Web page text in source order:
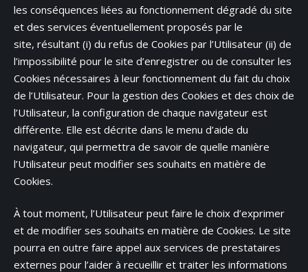
les conséquences liées au fonctionnement dégradé du site
et des services éventuellement proposés par le
site, résultant (i) du refus de Cookies par l’Utilisateur (ii) de
l’impossibilité pour le site d’enregistrer ou de consulter les
Cookies nécessaires à leur fonctionnement du fait du choix
de l’Utilisateur. Pour la gestion des Cookies et des choix de
l’Utilisateur, la configuration de chaque navigateur est
différente. Elle est décrite dans le menu d’aide du
navigateur, qui permettra de savoir de quelle manière
l’Utilisateur peut modifier ses souhaits en matière de
Cookies.
À tout moment, l’Utilisateur peut faire le choix d’exprimer
et de modifier ses souhaits en matière de Cookies. Le site
pourra en outre faire appel aux services de prestataires
externes pour l’aider à recueillir et traiter les informations